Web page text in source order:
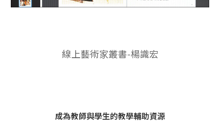
線上藝術家叢書-楊識宏
成為教師與學生的教學輔助資源